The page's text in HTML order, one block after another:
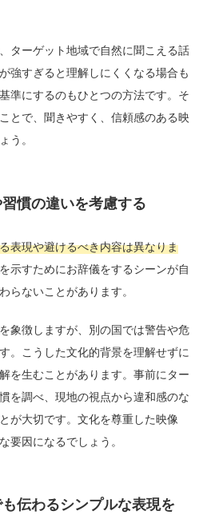
ターゲット地域で自然に聞こえる話
強すぎると理解しにくくなる場合も
準にするのもひとつの方法です。そ
とで、聞きやすく、信頼感のある映
う。
慣の違いを考慮する
表現や避けるべき内容は異なりま
示すためにお辞儀をするシーンが自
らないことがあります。
象徴しますが、別の国では警告や危
。こうした文化的背景を理解せずに
を生むことがあります。事前にター
を調べ、現地の視点から違和感のな
が大切です。文化を尊重した映像
要因になるでしょう。
伝わるシンプルな表現を